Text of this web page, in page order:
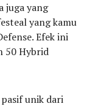
juga yang
yang kamu
Efek ini
50 Hybrid
unik dari